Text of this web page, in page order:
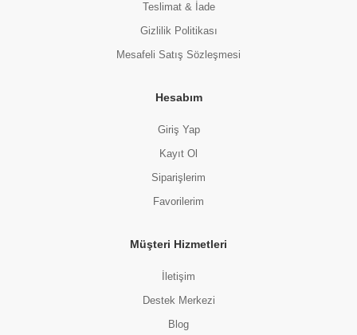
Teslimat & İade
Gizlilik Politikası
Mesafeli Satış Sözleşmesi
Hesabım
Giriş Yap
Kayıt Ol
Siparişlerim
Favorilerim
Müşteri Hizmetleri
İletişim
Destek Merkezi
Blog